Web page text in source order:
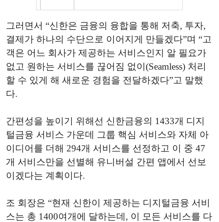
그러면서 “신한은 금융의 융합을 통해 저축, 투자,
결제가 하나의 수단으로 이어지게 만들겠다”며 “고
객은 어느 회사가 제공하는 서비스인지 알 필요가
없고 원하는 서비스를 끊어짐 없이(Seamless) 처리
할 수 있게 해 새로운 경험을 전달하겠다”고 말했
다.
간편성을 높이기 위해선 신한금융의 1433개 디지
털금융 서비스 가운데 그룹 핵심 서비스와 자체 아
이디어를 더해 294개 서비스를 선정하고 이 중 47
개 서비스만을 선별해 유니버설 간편 앱에서 선보
이겠다는 계획이다.
조 회장은 “현재 신한이 제공하는 디지털금융 서비
스는 총 1400여개에 달하는데, 이 모든 서비스를 다